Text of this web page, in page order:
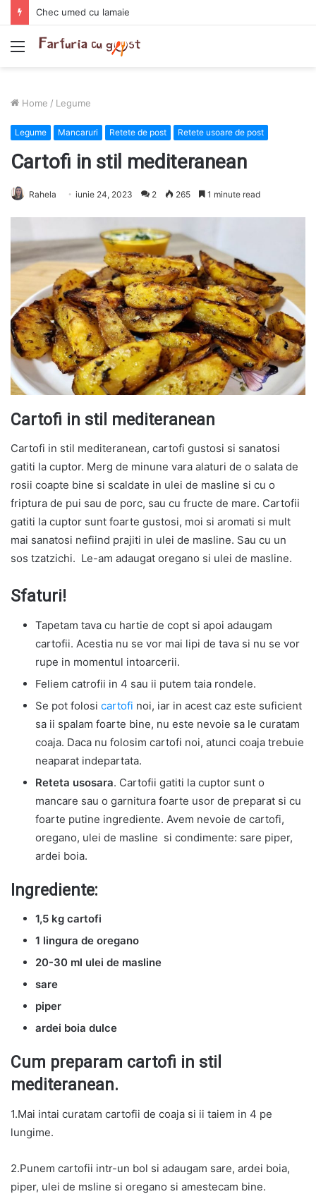
Chec umed cu lamaie
Menu
Home / Legume
Legume Mancaruri Retete de post Retete usoare de post
Cartofi in stil mediteranean
Rahela iunie 24, 2023 2 265 1 minute read
Cartofi in stil mediteranean
Cartofi in stil mediteranean, cartofi gustosi si sanatosi
gatiti la cuptor. Merg de minune vara alaturi de o salata de
rosii coapte bine si scaldate in ulei de masline si cu o
friptura de pui sau de porc, sau cu fructe de mare. Cartofii
gatiti la cuptor sunt foarte gustosi, moi si aromati si mult
mai sanatosi nefiind prajiti in ulei de masline. Sau cu un
sos tzatzichi. Le-am adaugat oregano si ulei de masline.
Sfaturi!
Tapetam tava cu hartie de copt si apoi adaugam
cartofii. Acestia nu se vor mai lipi de tava si nu se vor
rupe in momentul intoarcerii.
Feliem catrofii in 4 sau ii putem taia rondele.
Se pot folosi cartofi noi, iar in acest caz este suficient
sa ii spalam foarte bine, nu este nevoie sa le curatam
coaja. Daca nu folosim cartofi noi, atunci coaja trebuie
neaparat indepartata.
Reteta usosara. Cartofii gatiti la cuptor sunt o
mancare sau o garnitura foarte usor de preparat si cu
foarte putine ingrediente. Avem nevoie de cartofi,
oregano, ulei de masline si condimente: sare piper,
ardei boia.
Ingrediente:
1,5 kg cartofi
1 lingura de oregano
20-30 ml ulei de masline
sare
piper
ardei boia dulce
Cum preparam cartofi in stil
mediteranean.
1.Mai intai curatam cartofii de coaja si ii taiem in 4 pe
lungime.
2.Punem cartofii intr-un bol si adaugam sare, ardei boia,
piper, ulei de msline si oregano si amestecam bine.